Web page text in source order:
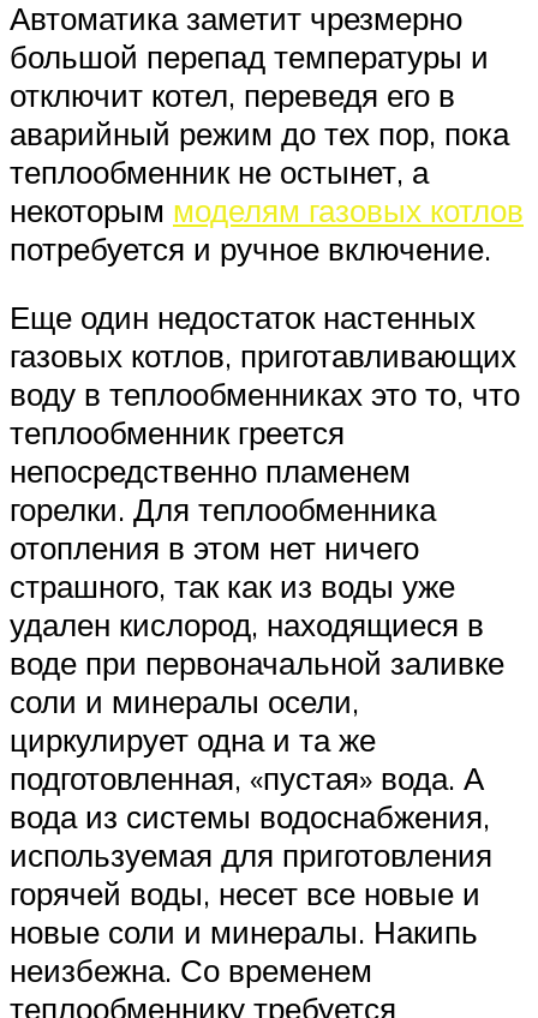
Автоматика заметит чрезмерно
большой перепад температуры и
отключит котел, переведя его в
аварийный режим до тех пор, пока
теплообменник не остынет, а
некоторым моделям газовых котлов
потребуется и ручное включение.
Еще один недостаток настенных
газовых котлов, приготавливающих
воду в теплообменниках это то, что
теплообменник греется
непосредственно пламенем
горелки. Для теплообменника
отопления в этом нет ничего
страшного, так как из воды уже
удален кислород, находящиеся в
воде при первоначальной заливке
соли и минералы осели,
циркулирует одна и та же
подготовленная, «пустая» вода. А
вода из системы водоснабжения,
используемая для приготовления
горячей воды, несет все новые и
новые соли и минералы. Накипь
неизбежна. Со временем
теплообменнику требуется